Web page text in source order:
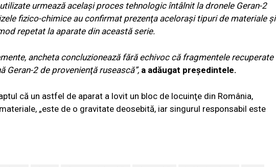
urmează acelaşi proces tehnologic întâlnit la dronele Geran-2
fizico-chimice au confirmat prezenţa aceloraşi tipuri de materiale şi
repetat la aparate din această serie.
ancheta concluzionează fără echivoc că fragmentele recuperate
Geran-2 de provenienţă rusească”, a adăugat preşedintele.
că un astfel de aparat a lovit un bloc de locuinţe din România,
„este de o gravitate deosebită, iar singurul responsabil este